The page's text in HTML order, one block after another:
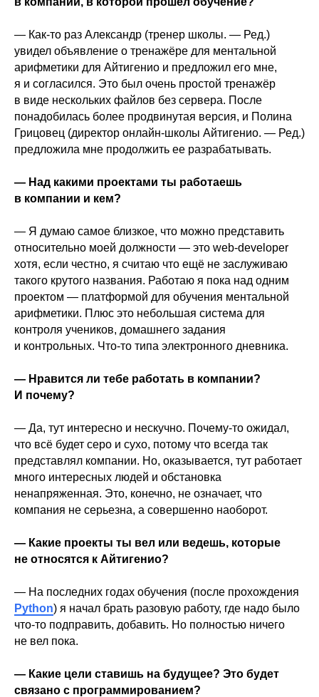
— Как-то раз Александр (тренер школы. — Ред.)
увидел объявление о тренажёре для ментальной
арифметики для Айтигенио и предложил его мне,
я и согласился. Это был очень простой тренажёр
в виде нескольких файлов без сервера. После
понадобилась более продвинутая версия, и Полина
Грицовец (директор онлайн-школы Айтигенио. — Ред.)
предложила мне продолжить ее разрабатывать.
— Над какими проектами ты работаешь
в компании и кем?
— Я думаю самое близкое, что можно представить
относительно моей должности — это web-developer
хотя, если честно, я считаю что ещё не заслуживаю
такого крутого названия. Работаю я пока над одним
проектом — платформой для обучения ментальной
арифметики. Плюс это небольшая система для
контроля учеников, домашнего задания
и контрольных. Что-то типа электронного дневника.
— Нравится ли тебе работать в компании?
И почему?
— Да, тут интересно и нескучно. Почему-то ожидал,
что всё будет серо и сухо, потому что всегда так
представлял компании. Но, оказывается, тут работает
много интересных людей и обстановка
ненапряженная. Это, конечно, не означает, что
компания не серьезна, а совершенно наоборот.
— Какие проекты ты вел или ведешь, которые
не относятся к Айтигенио?
— На последних годах обучения (после прохождения
Python) я начал брать разовую работу, где надо было
что-то подправить, добавить. Но полностью ничего
не вел пока.
— Какие цели ставишь на будущее? Это будет
связано с программированием?